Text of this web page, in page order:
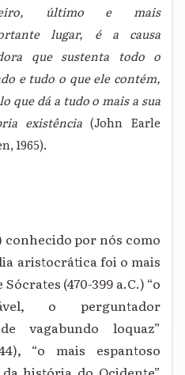
último e mais
lugar, é a causa
que sustenta todo o
e tudo o que ele contém,
que dá a tudo o mais a sua
existência (John Earle
1965).
conhecido por nós como
aristocrática foi o mais
(470-399 a.C.) “o
o perguntador
vagabundo loquaz”
“o mais espantoso